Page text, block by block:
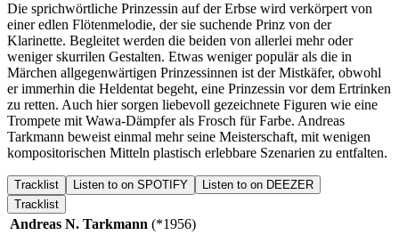
Die sprichwörtliche Prinzessin auf der Erbse wird verkörpert von
einer edlen Flötenmelodie, der sie suchende Prinz von der
Klarinette. Begleitet werden die beiden von allerlei mehr oder
weniger skurrilen Gestalten. Etwas weniger populär als die in
Märchen allgegenwärtigen Prinzessinnen ist der Mistkäfer, obwohl
er immerhin die Heldentat begeht, eine Prinzessin vor dem Ertrinken
zu retten. Auch hier sorgen liebevoll gezeichnete Figuren wie eine
Trompete mit Wawa-Dämpfer als Frosch für Farbe. Andreas
Tarkmann beweist einmal mehr seine Meisterschaft, mit wenigen
kompositorischen Mitteln plastisch erlebbare Szenarien zu entfalten.
Tracklist Listen to on SPOTIFY
Listen to on DEEZER
Tracklist
Andreas N. Tarkmann (*1956)